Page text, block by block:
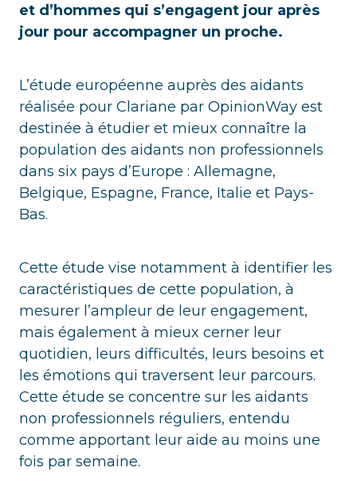
et d’hommes qui s’engagent jour après
jour pour accompagner un proche.
L’étude européenne auprès des aidants
réalisée pour Clariane par OpinionWay est
destinée à étudier et mieux connaître la
population des aidants non professionnels
dans six pays d’Europe : Allemagne,
Belgique, Espagne, France, Italie et Pays-
Bas.
Cette étude vise notamment à identifier les
caractéristiques de cette population, à
mesurer l’ampleur de leur engagement,
mais également à mieux cerner leur
quotidien, leurs difficultés, leurs besoins et
les émotions qui traversent leur parcours.
Cette étude se concentre sur les aidants
non professionnels réguliers, entendu
comme apportant leur aide au moins une
fois par semaine.